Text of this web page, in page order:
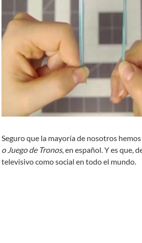
Seguro que la mayoría de nosotros
o Juego de Tronos, en español. Y es que,
televisivo como social en todo el mundo.